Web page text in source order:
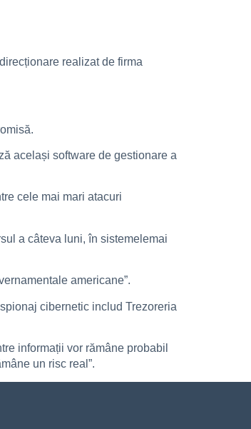
realizat de firma
același software de gestionare a
cele mai mari atacuri
a câteva luni, în sistemelemai
americane”.
cibernetic includ Trezoreria
informații vor rămâne probabil
un risc real”.